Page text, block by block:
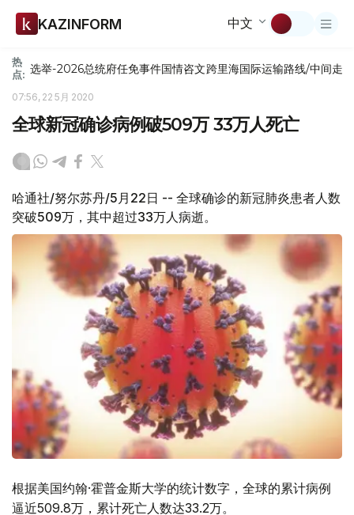
KAZINFORM 中文
热
点: 选举-2026总统府任免事件国情咨文跨里海国际运输路线/中间走廊
07:56, 22 5月 2020
全球新冠确诊病例破509万 33万人死亡
哈通社/努尔苏丹/5月22日 -- 全球确诊的新冠肺炎患者人数
突破509万，其中超过33万人病逝。
根据美国约翰·霍普金斯大学的统计数字，全球的累计病例
逼近509.8万，累计死亡人数达33.2万。